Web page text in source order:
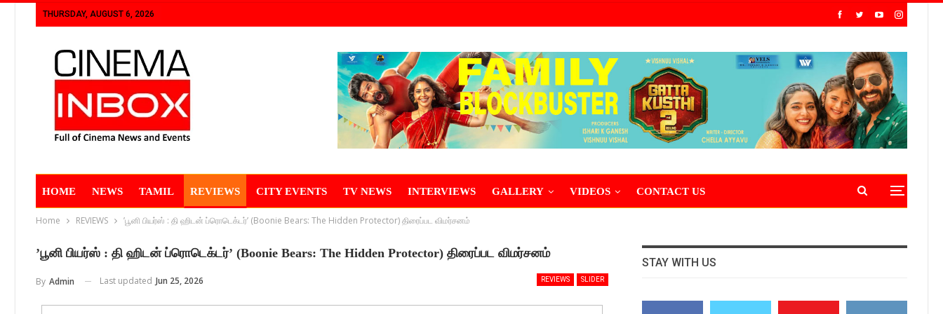
THURSDAY, AUGUST 6, 2026
HOME NEWS TAMIL REVIEWS CITY EVENTS TV NEWS INTERVIEWS GALLERY VIDEOS CONTACT US
Home REVIEWS ’பூனி பியர்ஸ் : தி ஹிடன் ப்ரொடெக்டர்’ (Boonie Bears: The Hidden Protector) திரைப்பட விமர்சனம்
’பூனி பியர்ஸ் : தி ஹிடன் ப்ரொடெக்டர்’ (Boonie Bears: The Hidden Protector) திரைப்பட விமர்சனம்
REVIEWS SLIDER
By Admin Last updated Jun 25, 2026
STAY WITH US